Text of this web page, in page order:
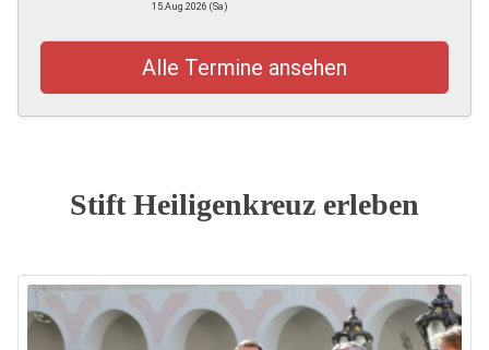
15.Aug.2026 (Sa)
Alle Termine ansehen
Stift Heiligenkreuz erleben